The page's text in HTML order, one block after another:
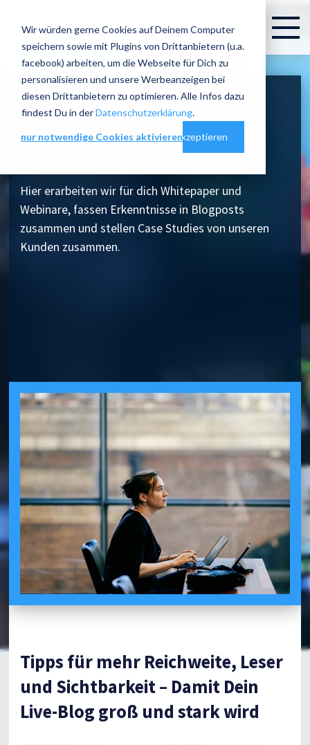
Wir würden gerne Cookies auf Deinem Computer
speichern sowie mit Plugins von Drittanbietern (u.a.
facebook) arbeiten, um die Webseite für Dich zu
personalisieren und unsere Werbeanzeigen bei
diesen Drittanbietern zu optimieren. Alle Infos dazu
findest Du in derDatenschutzerklärung.
Cookie-Einstellungen alles akzeptieren
nur notwendige Cookies aktivieren
Blog-Beiträge und Whitepaper
storytile academy
Hier erarbeiten wir für dich Whitepaper und
Webinare, fassen Erkenntnisse in Blogposts
zusammen und stellen Case Studies von unseren
Kunden zusammen.
Tipps für mehr Reichweite, Leser
und Sichtbarkeit – Damit Dein
Live-Blog groß und stark wird